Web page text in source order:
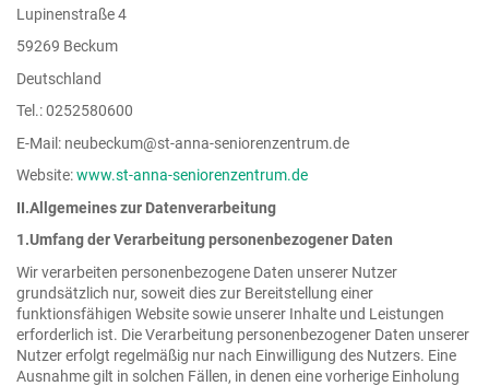
Lupinenstraße 4
59269 Beckum
Deutschland
Tel.: 0252580600
E-Mail: neubeckum@st-anna-seniorenzentrum.de
Website:www.st-anna-seniorenzentrum.de
II.Allgemeines zur Datenverarbeitung
1.Umfang der Verarbeitung personenbezogener Daten
Wir verarbeiten personenbezogene Daten unserer Nutzer
grundsätzlich nur, soweit dies zur Bereitstellung einer
funktionsfähigen Website sowie unserer Inhalte und Leistungen
erforderlich ist. Die Verarbeitung personenbezogener Daten unserer
Nutzer erfolgt regelmäßig nur nach Einwilligung des Nutzers. Eine
Ausnahme gilt in solchen Fällen, in denen eine vorherige Einholung